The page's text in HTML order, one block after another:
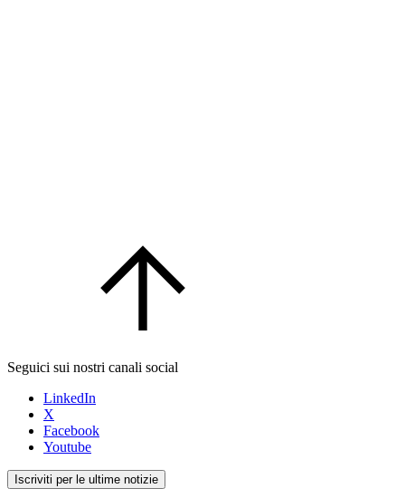
Seguici sui nostri canali social
LinkedIn
X
Facebook
Youtube
Iscriviti per le ultime notizie